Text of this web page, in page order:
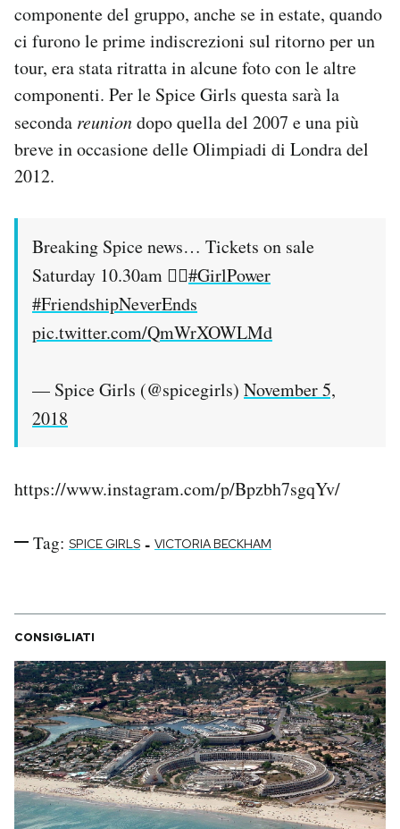
Area Personale
Newsletter
Hai bisogno di aiuto?
Esci
componente del gruppo, anche se in estate, quando
ci furono le prime indiscrezioni sul ritorno per un
tour, era stata ritratta in alcune foto con le altre
componenti. Per le Spice Girls questa sarà la
seconda reuniondopo quella del 2007 e una più
breve in occasione delle Olimpiadi di Londra del
2012.
Breaking Spice news… Tickets on sale
Saturday 10.30am ✌🏻#GirlPower
#FriendshipNeverEnds
pic.twitter.com/QmWrXOWLMd
— Spice Girls (@spicegirls) November 5,
2018
https://www.instagram.com/p/Bpzbh7sgqYv/
Tag: SPICE GIRLS - VICTORIA BECKHAM
CONSIGLIATI